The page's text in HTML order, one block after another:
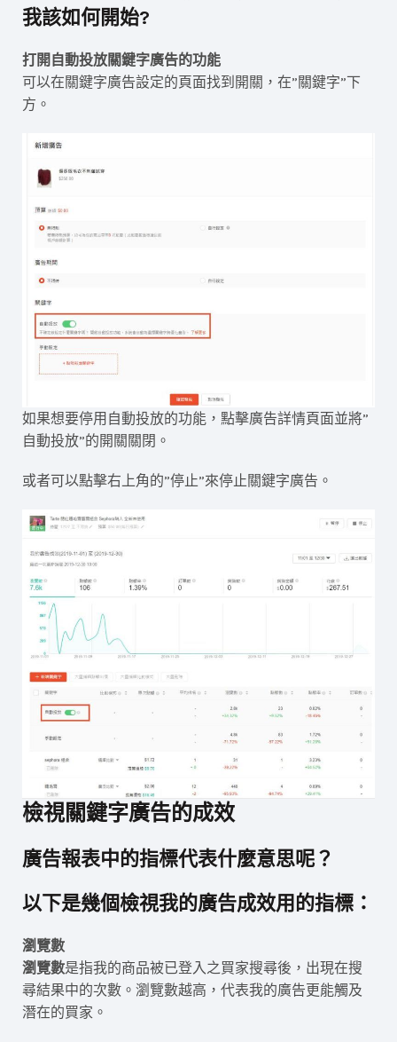
我該如何開始?
打開自動投放關鍵字廣告的功能
可以在關鍵字廣告設定的頁面找到開關，在”關鍵字”下
方。
如果想要停用自動投放的功能，點擊廣告詳情頁面並將”
自動投放”的開關關閉。
或者可以點擊右上角的”停止”來停止關鍵字廣告。
檢視關鍵字廣告的成效
廣告報表中的指標代表什麼意思呢？
以下是幾個檢視我的廣告成效用的指標：
瀏覽數
瀏覽數是指我的商品被已登入之買家搜尋後，出現在搜
尋結果中的次數。瀏覽數越高，代表我的廣告更能觸及
潛在的買家。